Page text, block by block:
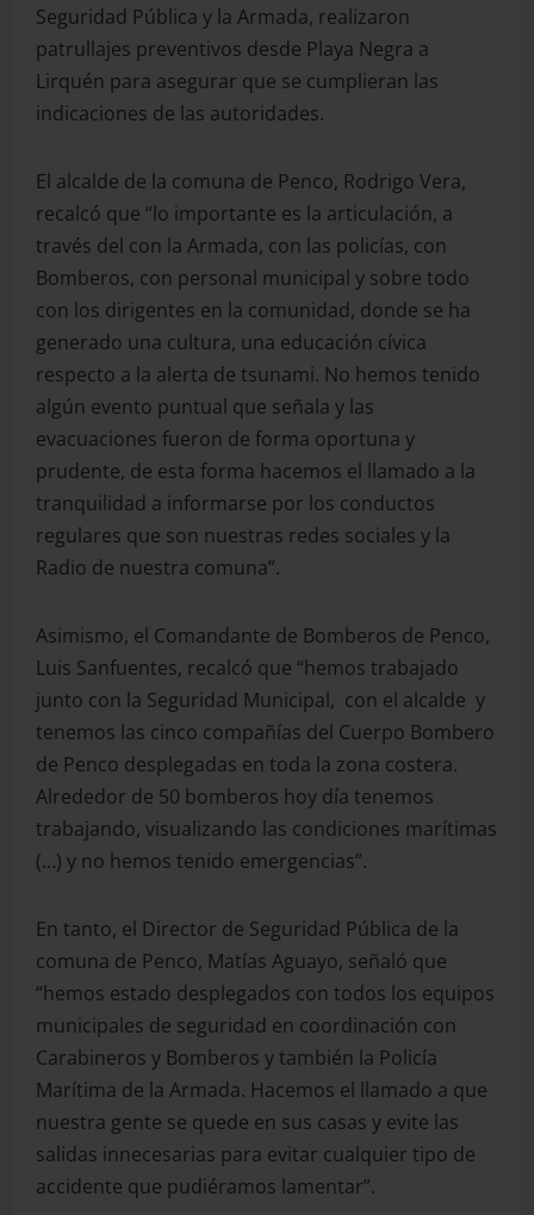
Seguridad Pública y la Armada, realizaron
patrullajes preventivos desde Playa Negra a
Lirquén para asegurar que se cumplieran las
indicaciones de las autoridades.
El alcalde de la comuna de Penco, Rodrigo Vera,
recalcó que “lo importante es la articulación, a
través del con la Armada, con las policías, con
Bomberos, con personal municipal y sobre todo
con los dirigentes en la comunidad, donde se ha
generado una cultura, una educación cívica
respecto a la alerta de tsunami. No hemos tenido
algún evento puntual que señala y las
evacuaciones fueron de forma oportuna y
prudente, de esta forma hacemos el llamado a la
tranquilidad a informarse por los conductos
regulares que son nuestras redes sociales y la
Radio de nuestra comuna”.
Asimismo, el Comandante de Bomberos de Penco,
Luis Sanfuentes, recalcó que “hemos trabajado
junto con la Seguridad Municipal, con el alcalde y
tenemos las cinco compañías del Cuerpo Bombero
de Penco desplegadas en toda la zona costera.
Alrededor de 50 bomberos hoy día tenemos
trabajando, visualizando las condiciones marítimas
(…) y no hemos tenido emergencias”.
En tanto, el Director de Seguridad Pública de la
comuna de Penco, Matías Aguayo, señaló que
“hemos estado desplegados con todos los equipos
municipales de seguridad en coordinación con
Carabineros y Bomberos y también la Policía
Marítima de la Armada. Hacemos el llamado a que
nuestra gente se quede en sus casas y evite las
salidas innecesarias para evitar cualquier tipo de
accidente que pudiéramos lamentar”.